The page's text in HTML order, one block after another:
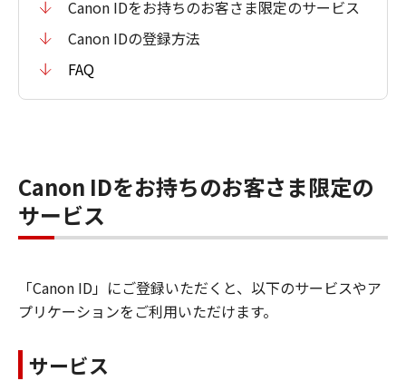
Canon IDをお持ちのお客さま限定のサービス
Canon IDの登録方法
FAQ
Canon IDをお持ちのお客さま限定の
サービス
「Canon ID」にご登録いただくと、以下のサービスやア
プリケーションをご利用いただけます。
サービス